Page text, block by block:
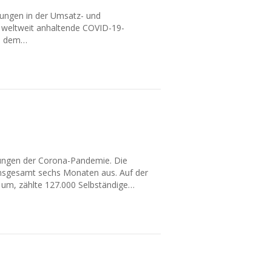
in der Umsatz- und
anhaltende COVID-19-
dem…
der Corona-Pandemie. Die
sechs Monaten aus. Auf der
zählte 127.000 Selbständige…